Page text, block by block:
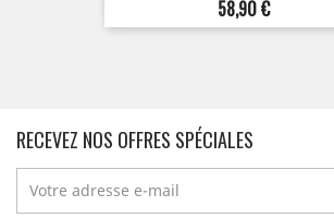
Prix
58,90 €
RECEVEZ NOS OFFRES SPÉCIALES